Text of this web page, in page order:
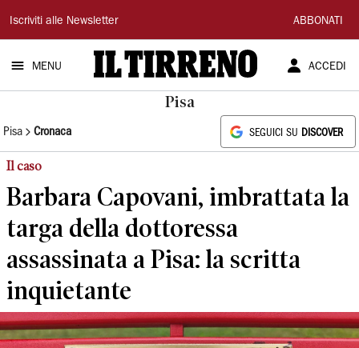
Il
Tirreno
Iscriviti alle Newsletter ABBONATI
MENU ACCEDI
Pisa
Pisa Cronaca SEGUICI SU DISCOVER
Il caso
Barbara Capovani, imbrattata la
targa della dottoressa
assassinata a Pisa: la scritta
inquietante